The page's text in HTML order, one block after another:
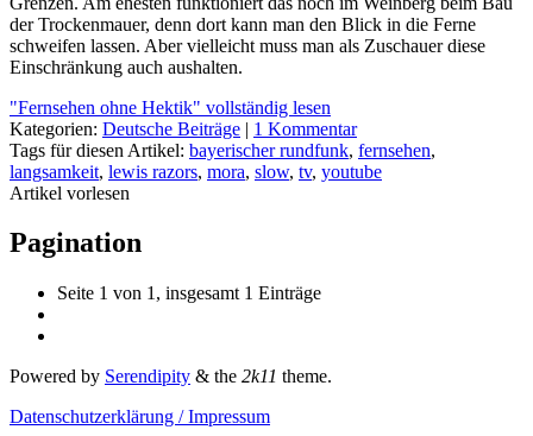
der Trockenmauer, denn dort kann man den Blick in die Ferne
schweifen lassen. Aber vielleicht muss man als Zuschauer diese
Einschränkung auch aushalten.
"Fernsehen ohne Hektik" vollständig lesen
Kategorien: Deutsche Beiträge | 1 Kommentar
Tags für diesen Artikel: bayerischer rundfunk, fernsehen,
langsamkeit, lewis razors, mora, slow, tv, youtube
Artikel vorlesen
Pagination
Seite 1 von 1, insgesamt 1 Einträge
Powered by Serendipity & the 2k11 theme.
Datenschutzerklärung / Impressum